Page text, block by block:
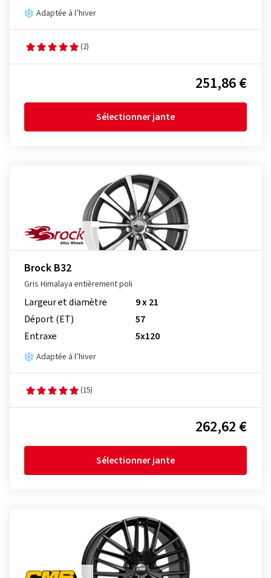
Adaptée à l’hiver
(2)
251,86 €
Sélectionner jante
Brock B32
Gris Himalaya entièrement poli
Largeur et diamètre
9 x 21
Déport (ET)
57
Entraxe
5x120
Adaptée à l’hiver
(15)
262,62 €
Sélectionner jante